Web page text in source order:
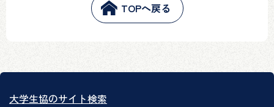
TOPへ戻る
大学生協のサイト検索